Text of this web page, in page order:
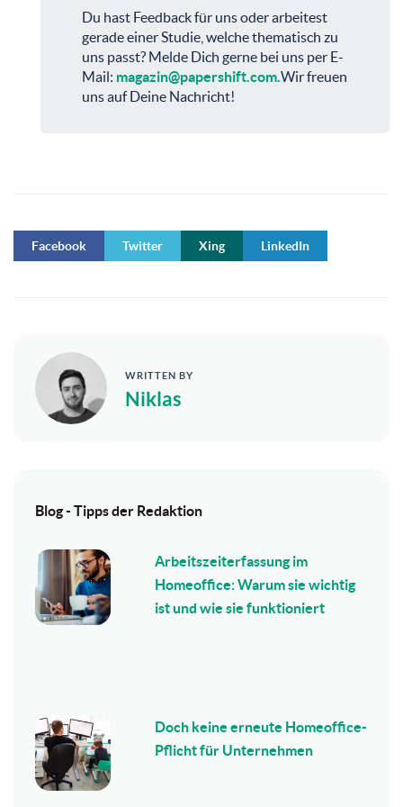
Du hast Feedback für uns oder arbeitest
gerade einer Studie, welche thematisch zu
uns passt? Melde Dich gerne bei uns per E-
Mail: magazin@papershift.com.Wir freuen
uns auf Deine Nachricht!
Facebook Twitter Xing LinkedIn
WRITTEN BY
Niklas
Blog - Tipps der Redaktion
Arbeitszeiterfassung im
Homeoffice: Warum sie wichtig
ist und wie sie funktioniert
Doch keine erneute Homeoffice-
Pflicht für Unternehmen